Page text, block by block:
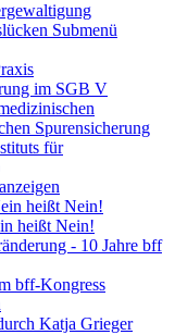
Submenü
im SGB V
Spurensicherung
für
heißt Nein!
heißt Nein!
- 10 Jahre bff
bff-Kongress
Katja Grieger